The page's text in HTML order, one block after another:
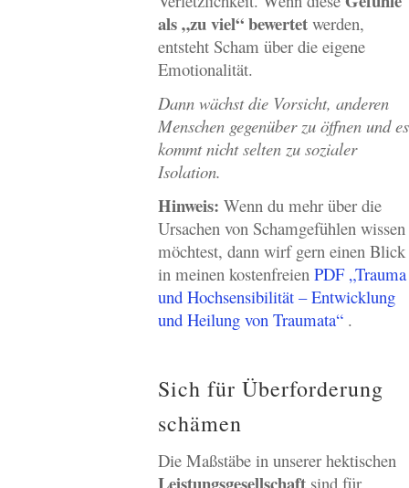
als „zu viel“ bewertetwerden,
entsteht Scham über die eigene
Emotionalität.
Dann wächst die Vorsicht, anderen
Menschen gegenüber zu öffnen und es
kommt nicht selten zu sozialer
Isolation.
Hinweis: Wenn du mehr über die
Ursachen von Schamgefühlen wissen
möchtest, dann wirf gern einen Blick
in meinen kostenfreien PDF „Trauma
und Hochsensibilität – Entwicklung
und Heilung von Traumata“ .
Sich für Überforderung
schämen
Die Maßstäbe in unserer hektischen
Leistungsgesellschaftsind für